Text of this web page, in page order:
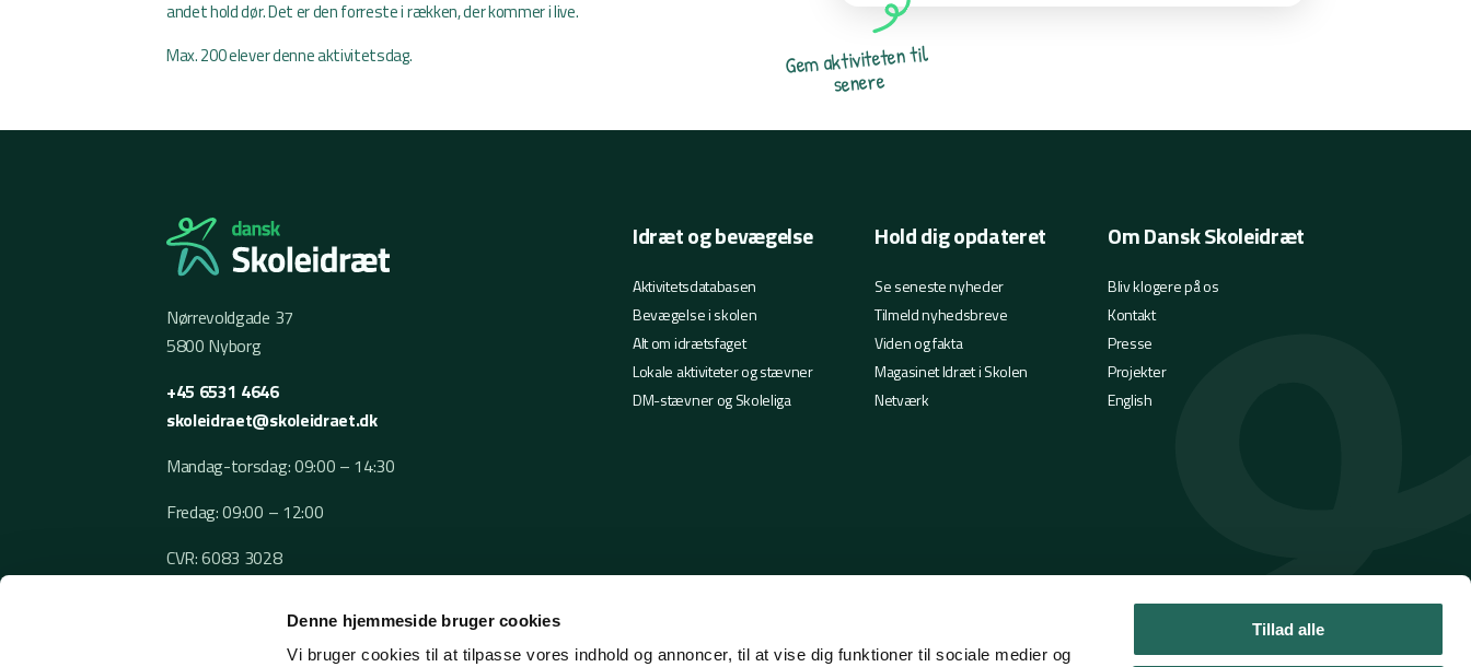
Denne hjemmeside bruger cookies
Vi bruger cookies til at tilpasse vores indhold og annoncer, til at vise dig funktioner til sociale medier og
Tillad alle
Gemaktivitetentil
senere
andet hold dør. Det er den forreste i rækken, der kommer i live.
Max. 200 elever denne aktivitetsdag.
Nørrevoldgade 37
5800 Nyborg
+45 6531 4646
skoleidraet@skoleidraet.dk
Mandag-torsdag: 09:00 – 14:30
Fredag: 09:00 – 12:00
CVR: 6083 3028
Idræt og bevægelse
Aktivitetsdatabasen
Bevægelse i skolen
Alt om idrætsfaget
Lokale aktiviteter og stævner
DM-stævner og Skoleliga
Hold dig opdateret
Se seneste nyheder
Tilmeld nyhedsbreve
Viden og fakta
Magasinet Idræt i Skolen
Netværk
Om Dansk Skoleidræt
Bliv klogere på os
Kontakt
Presse
Projekter
English